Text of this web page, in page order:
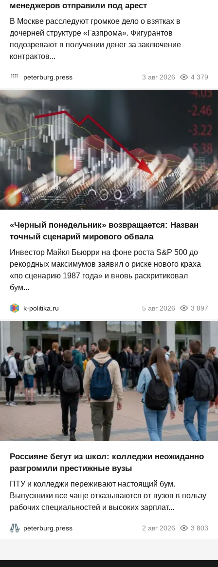
менеджеров отправили под арест
В Москве расследуют громкое дело о взятках в
дочерней структуре «Газпрома». Фигурантов
подозревают в получении денег за заключение
контрактов...
peterburg.press 3 авг 2026 4 379
«Черный понедельник» возвращается: Назван
точный сценарий мирового обвала
Инвестор Майкл Бьюрри на фоне роста S&P 500 до
рекордных максимумов заявил о риске нового краха
«по сценарию 1987 года» и вновь раскритиковал
бум...
k-politika.ru 5 авг 2026 3 897
Россияне бегут из школ: колледжи неожиданно
разгромили престижные вузы
ПТУ и колледжи переживают настоящий бум.
Выпускники все чаще отказываются от вузов в пользу
рабочих специальностей и высоких зарплат...
peterburg.press 2 авг 2026 3 803